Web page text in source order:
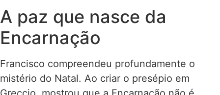
A paz que nasce da
Encarnação
Francisco compreendeu profundamente o
mistério do Natal. Ao criar o presépio em